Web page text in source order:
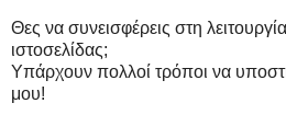
Θες να συνεισφέρεις στη
ιστοσελίδας;
Υπάρχουν πολλοί τρόποι να
μου!